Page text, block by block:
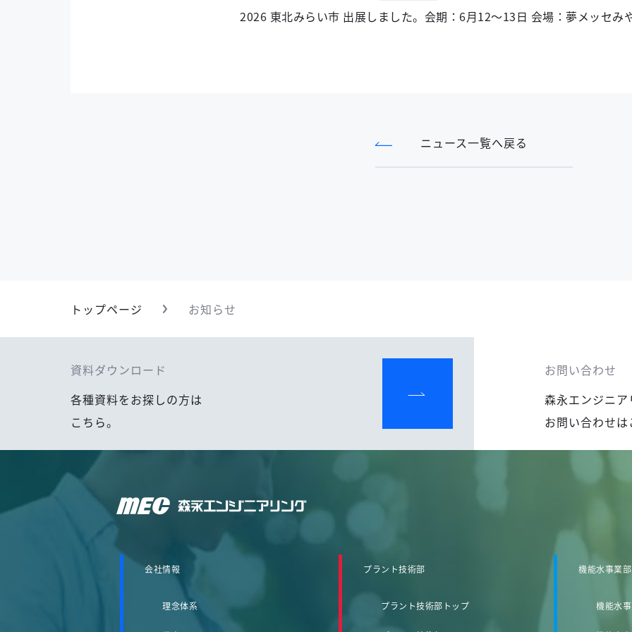
2026 東北みらい市 出展しました。会期：6月12～13日 会場：夢メッセみ
ニュース一覧へ戻る
トップページ お知らせ
資料ダウンロード
各種資料をお探しの方は
こちら。
お問い合わせ
森永エンジニ
お問い合わせ
会社情報
理念体系
プラント技術部
プラント技術部トップ
機能水事業部
機能水